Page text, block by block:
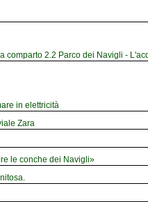
comparto 2.2 Parco dei Navigli -
in elettricità
Zara
le conche dei Navigli»